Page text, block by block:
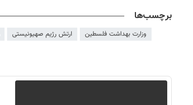
برچسب‌ها
وزارت بهداشت فلسطین ارتش رژیم صهیونیستی